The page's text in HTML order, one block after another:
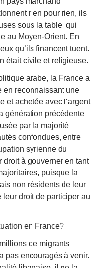
rien pour rien, ils
sous la table, qui
au Moyen-Orient. En
qu’ils financent tuent.
était civile et religieuse.
arabe, la France a
en reconnaissant une
et achetée avec l’argent
génération précédente
par la majorité
confondues, entre
syrienne du
droit à gouverner en tant
puisque la
non résidents de leur
droit de participer au
en France?
de migrants
pas encouragés à venir.